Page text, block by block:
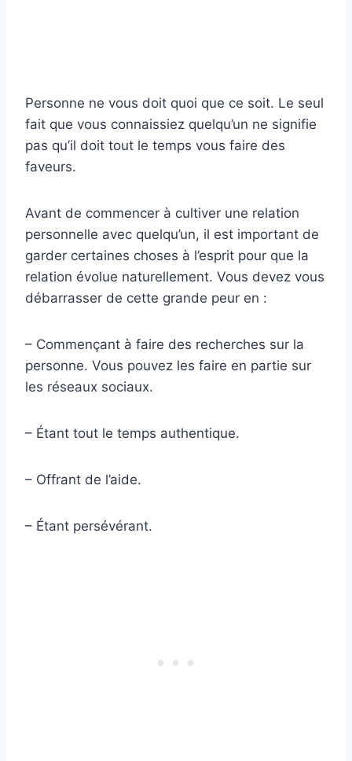
Personne ne vous doit quoi que ce soit. Le seul
fait que vous connaissiez quelqu’un ne signifie
pas qu’il doit tout le temps vous faire des
faveurs.
Avant de commencer à cultiver une relation
personnelle avec quelqu’un, il est important de
garder certaines choses à l’esprit pour que la
relation évolue naturellement. Vous devez vous
débarrasser de cette grande peur en :
– Commençant à faire des recherches sur la
personne. Vous pouvez les faire en partie sur
les réseaux sociaux.
– Étant tout le temps authentique.
– Offrant de l’aide.
– Étant persévérant.